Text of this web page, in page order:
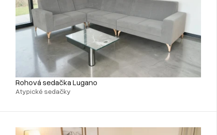
Rohová sedačka Lugano
Atypické sedačky